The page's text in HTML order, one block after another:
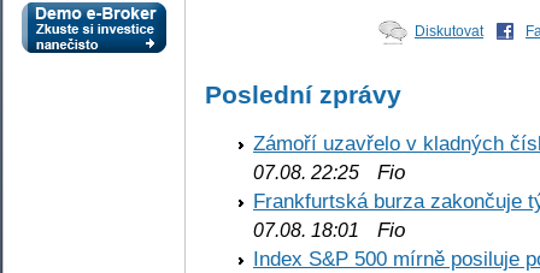
Diskutovat
Poslední zprávy
Zámoří uzavřelo v kladných
07.08. 22:25 Fio
Frankfurtská burza zakončuje
07.08. 18:01
Fio
Index S&P 500 mírně posiluje